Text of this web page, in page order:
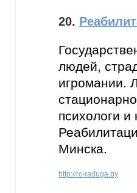
20.
людей,
игромании.
психологи и
Минска.
http://rc-raduga.by